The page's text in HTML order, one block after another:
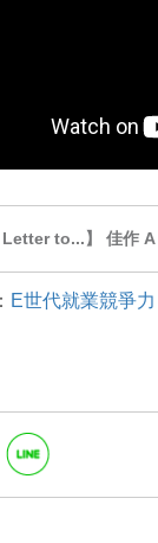
to...】 佳作
E世代就業競爭